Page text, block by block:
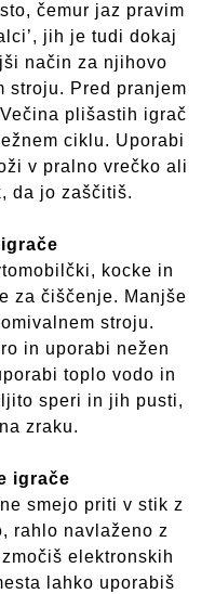
čemur jaz pravim
jih je tudi dokaj
način za njihovo
stroju. Pred pranjem
plišastih igrač
ciklu. Uporabi
v pralno vrečko ali
da jo zaščitiš.
kocke in
za čiščenje. Manjše
stroju.
in uporabi nežen
toplo vodo in
speri in jih pusti,
zraku.
igrače
smejo priti v stik z
rahlo navlaženo z
elektronskih
lahko uporabiš